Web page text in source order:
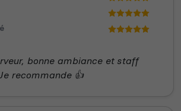
bonne ambiance et staff
recommande 👍